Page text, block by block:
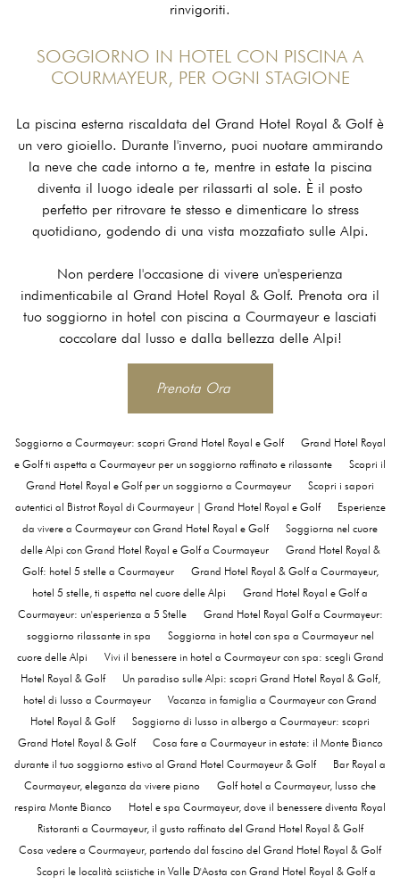
rinvigoriti.
SOGGIORNO IN HOTEL CON PISCINA A
COURMAYEUR, PER OGNI STAGIONE
La piscina esterna riscaldata del Grand Hotel Royal & Golf è
un vero gioiello. Durante l'inverno, puoi nuotare ammirando
la neve che cade intorno a te, mentre in estate la piscina
diventa il luogo ideale per rilassarti al sole. È il posto
perfetto per ritrovare te stesso e dimenticare lo stress
quotidiano, godendo di una vista mozzafiato sulle Alpi.
Non perdere l'occasione di vivere un'esperienza
indimenticabile al Grand Hotel Royal & Golf. Prenota ora il
tuo soggiorno in hotel con piscina a Courmayeur e lasciati
coccolare dal lusso e dalla bellezza delle Alpi!
Prenota Ora
Soggiorno a Courmayeur: scopri Grand Hotel Royal e Golf
Grand Hotel Royal
e Golf ti aspetta a Courmayeur per un soggiorno raffinato e rilassante
Scopri il
Grand Hotel Royal e Golf per un soggiorno a Courmayeur
Scopri i sapori
autentici al Bistrot Royal di Courmayeur | Grand Hotel Royal e Golf
Esperienze
da vivere a Courmayeur con Grand Hotel Royal e Golf
Soggiorna nel cuore
delle Alpi con Grand Hotel Royal e Golf a Courmayeur
Grand Hotel Royal &
Golf: hotel 5 stelle a Courmayeur
Grand Hotel Royal & Golf a Courmayeur,
hotel 5 stelle, ti aspetta nel cuore delle Alpi
Grand Hotel Royal e Golf a
Courmayeur: un'esperienza a 5 Stelle
Grand Hotel Royal Golf a Courmayeur:
soggiorno rilassante in spa
Soggiorna in hotel con spa a Courmayeur nel
cuore delle Alpi
Vivi il benessere in hotel a Courmayeur con spa: scegli Grand
Hotel Royal & Golf
Un paradiso sulle Alpi: scopri Grand Hotel Royal & Golf,
hotel di lusso a Courmayeur
Vacanza in famiglia a Courmayeur con Grand
Hotel Royal & Golf
Soggiorno di lusso in albergo a Courmayeur: scopri
Grand Hotel Royal & Golf
Cosa fare a Courmayeur in estate: il Monte Bianco
durante il tuo soggiorno estivo al Grand Hotel Courmayeur & Golf
Bar Royal a
Courmayeur, eleganza da vivere piano
Golf hotel a Courmayeur, lusso che
respira Monte Bianco
Hotel e spa Courmayeur, dove il benessere diventa Royal
Ristoranti a Courmayeur, il gusto raffinato del Grand Hotel Royal & Golf
Cosa vedere a Courmayeur, partendo dal fascino del Grand Hotel Royal & Golf
Scopri le località sciistiche in Valle D'Aosta con Grand Hotel Royal & Golf a